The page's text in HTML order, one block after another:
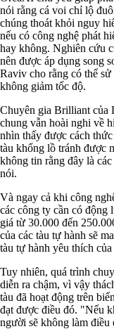
nói rằng cá voi chỉ lộ
chúng thoát khỏi nguy
nếu có công nghệ phát
hay không. Nghiên cứu
nên được áp dụng song
Raviv cho rằng có thể
không giảm tốc độ.
Chuyên gia Brilliant của
chung vẫn hoài nghi về
nhìn thấy được cách
tàu khổng lồ tránh được
không tin rằng đây là
nói.
Và ngay cả khi công
các công ty cần có động
giá từ 30.000 đến
của các tàu tự hành sẽ
tàu tự hành yêu thích
Tuy nhiên, quá trình
diễn ra chậm, vì vậy
tàu đã hoạt động trên
đạt được điều đó. "Nếu
người sẽ không làm điều